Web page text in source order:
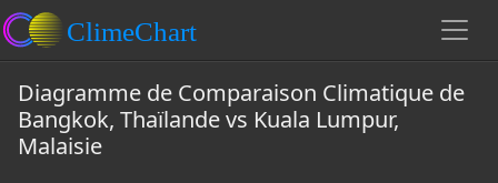
Diagramme de Comparaison Climatique de
Bangkok, Thaïlande vs Kuala Lumpur,
Malaisie